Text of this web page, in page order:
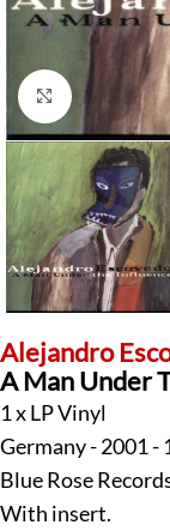
Klick zum
Alejandro
A Man Under
1 x LP Vinyl
Germany - 2001 -
Blue Rose
With insert.